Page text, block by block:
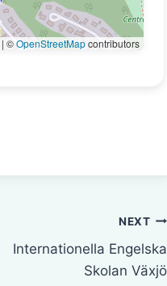
| ©OpenStreetMapcontributors
NEXT
Internationella Engelska
Skolan Växjö